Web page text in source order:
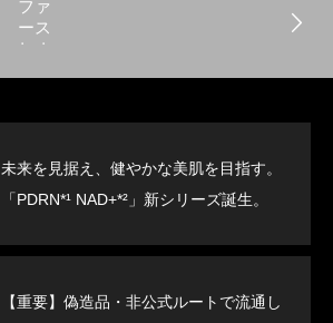
ファ
ース
ト ト
ス 5th
未来を見据え、健やかな美肌を目指す。
「PDRN*¹ NAD+*²」新シリーズ誕生。
【重要】偽造品・非公式ルートで流通し